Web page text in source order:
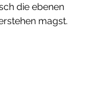
die ebenen
magst.